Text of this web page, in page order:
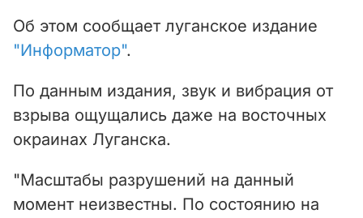
Об этом сообщает луганское издание
"Информатор".
По данным издания, звук и вибрация от
взрыва ощущались даже на восточных
окраинах Луганска.
"Масштабы разрушений на данный
момент неизвестны. По состоянию на